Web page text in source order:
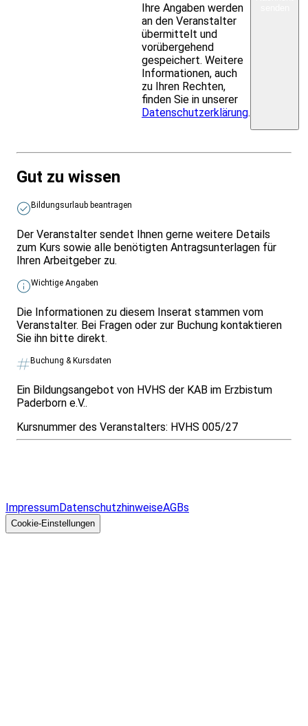
Ihre Angaben werden
an den Veranstalter
übermittelt und
vorübergehend
gespeichert. Weitere
Informationen, auch
zu Ihren Rechten,
finden Sie in unserer
Datenschutzerklärung.
Gut zu wissen
Bildungsurlaub beantragen
Der Veranstalter sendet Ihnen gerne weitere Details
zum Kurs sowie alle benötigten Antragsunterlagen für
Ihren Arbeitgeber zu.
Wichtige Angaben
Die Informationen zu diesem Inserat stammen vom
Veranstalter. Bei Fragen oder zur Buchung kontaktieren
Sie ihn bitte direkt.
Buchung & Kursdaten
Ein Bildungsangebot von HVHS der KAB im Erzbistum
Paderborn e.V..
Kursnummer des Veranstalters: HVHS 005/27
ImpressumDatenschutzhinweiseAGBs
Cookie-Einstellungen